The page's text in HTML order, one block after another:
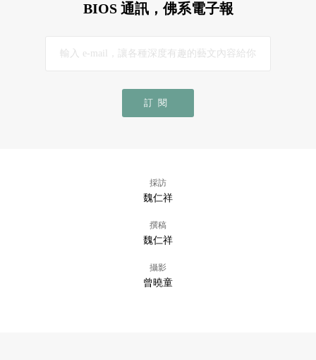
BIOS 通訊，佛系電子報
訂閱
採訪
魏仁祥
撰稿
魏仁祥
攝影
曾曉童